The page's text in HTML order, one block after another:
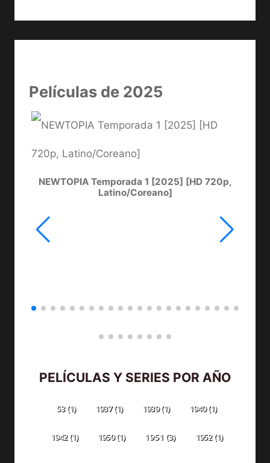
Películas de 2025
NEWTOPIA Temporada 1 [2025] [HD 720p,
Latino/Coreano]
PELÍCULAS Y SERIES POR AÑO
53(1) 1937(1) 1939(1) 1940(1)
1942(1) 1950(1) 1951 (3) 1952(1)